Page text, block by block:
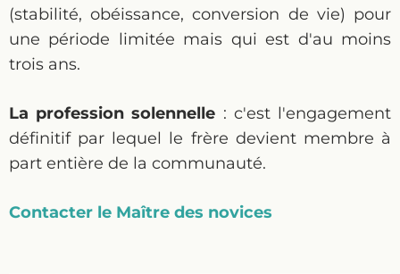
(stabilité, obéissance, conversion de vie) pour
une période limitée mais qui est d'au moins
trois ans.
La profession solennelle : c'est l'engagement
définitif par lequel le frère devient membre à
part entière de la communauté.
Contacter le Maître des novices